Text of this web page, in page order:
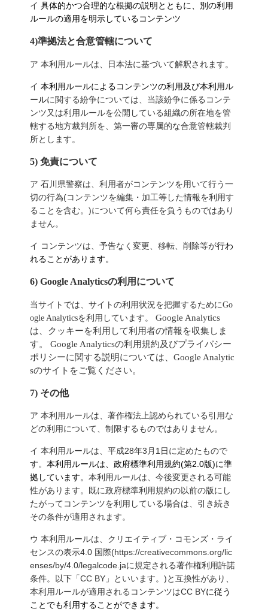
イ 具体的かつ合理的な根拠の説明とともに、別の利用
ルールの適用を明示しているコンテンツ
4)準拠法と合意管轄について
ア 本利用ルールは、日本法に基づいて解釈されます。
イ 本利用ルールによるコンテンツの利用及び本利用ル
ールに関する紛争については、当該紛争に係るコンテ
ンツ又は利用ルールを公開している組織の所在地を管
轄する地方裁判所を、第一審の専属的な合意管轄裁判
所とします。
5) 免責について
ア 石川県警察は、利用者がコンテンツを用いて行う一
切の行為(コンテンツを編集・加工等した情報を利用す
ることを含む。)について何ら責任を負うものではあり
ません。
イ コンテンツは、予告なく変更、移転、削除等が行わ
れることがあります。
6) Google Analyticsの利用について
当サイトでは、サイトの利用状況を把握するためにGo
ogle Analyticsを利用しています 。
Google Analytics
は、クッキーを利用して利用者の情報を収集しま
す。
Google Analyticsの利用規約及びプライバシー
ポリシーに関する説明については、 Google Analytic
sのサイトをご覧ください。
7) その他
ア 本利用ルールは、著作権法上認められている引用な
どの利用について、制限するものではありません。
イ 本利用ルールは、平成28年3月1日に定めたもので
す。 本利用ルールは、政府標準利用規約(第2.0版)に準
拠しています。 本利用ルールは、今後変更される可能
性があります。既に政府標準利用規約の以前の版にし
たがってコンテンツを利用している場合は、引き続き
その条件が適用されます。
ウ 本利用ルールは、クリエイティブ・コモンズ・ライ
センスの表示4.0 国際(https://creativecommons.org/lic
enses/by/4.0/legalcode.jaに規定される著作権利用許諾
条件。以下「CC BY」といいます。)と互換性があり、
本利用ルールが適用されるコンテンツはCC BYに従う
ことでも利用することができます。